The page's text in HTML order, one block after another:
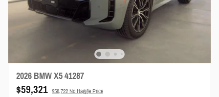
2026 BMW X5 41287
$59,321 $58,722 No Haggle Price